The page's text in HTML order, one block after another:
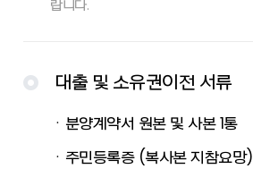
랍니다.
대출 및 소유권이전 서류
ㆍ분양계약서 원본 및 사본 1통
ㆍ주민등록증 (복사본 지참요망)